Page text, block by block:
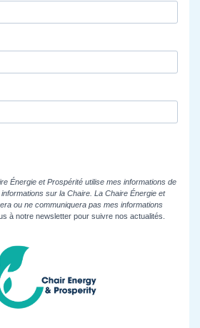
Énergie et Prospérité utilise mes informations de
sur la Chaire. La Chaire Énergie et
ou ne communiquera pas mes informations
à notre newsletter pour suivre nos actualités.